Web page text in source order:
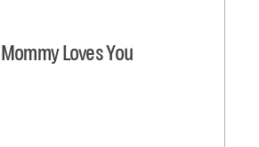
Mommy Loves You